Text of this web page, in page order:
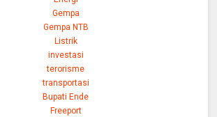
Gempa
Gempa NTB
Listrik
investasi
terorisme
transportasi
Bupati Ende
Freeport